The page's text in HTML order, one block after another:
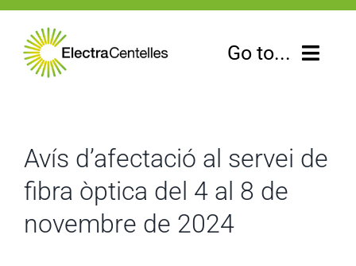
Skip
content
Go to...
Electradistribució
Electrageneració
Avís d’afectació al servei de
fibra òptica del 4 al 8 de
novembre de 2024